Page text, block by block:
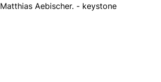
Matthias Aebischer. - keystone